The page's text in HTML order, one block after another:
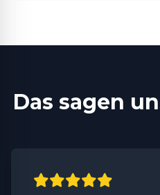
Das sagen